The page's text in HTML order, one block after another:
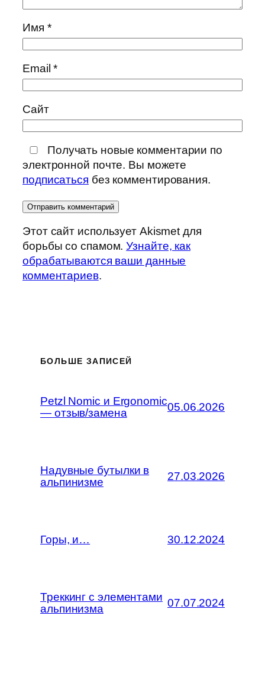
Имя *
Email*
Сайт
Получать новые комментарии по
электронной почте. Вы можете
подписаться без комментирования.
Этот сайт использует Akismet для
борьбы со спамом.Узнайте, как
обрабатываются ваши данные
комментариев.
БОЛЬШЕ ЗАПИСЕЙ
Petzl Nomic и Ergonomic
— отзыв/замена
05.06.2026
Надувные бутылки в
альпинизме
27.03.2026
Горы, и… 30.12.2024
Треккинг с элементами
альпинизма
07.07.2024